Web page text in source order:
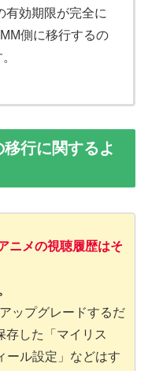
有効期限が完全に
側に移行するの
行に関するよ
ニメの視聴履歴はそ
ップグレードするだ
存した「マイリス
ール設定」などはす